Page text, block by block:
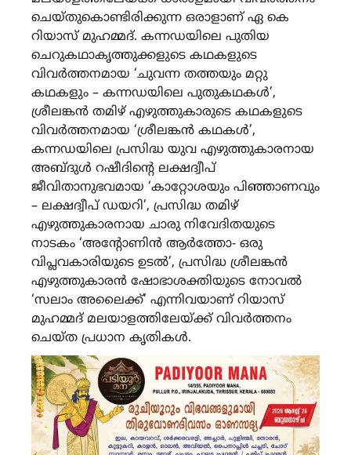
ചെയ്തുകൊണ്ടിരിക്കുന്ന ഒരാളാണ് ഏ കെ
റിയാസ് മുഹമ്മദ്. കന്നഡയിലെ പുതിയ
ചെറുകഥാകൃത്തുക്കളുടെ കഥകളുടെ
വിവർത്തനമായ ‘ചുവന്ന തത്തയും മറ്റു
കഥകളും – കന്നഡയിലെ പുതുകഥകൾ’,
ശ്രീലങ്കൻ തമിഴ് എഴുത്തുകാരുടെ കഥകളുടെ
വിവർത്തനമായ ‘ശ്രീലങ്കൻ കഥകൾ’,
കന്നഡയിലെ പ്രസിദ്ധ യുവ എഴുത്തുകാരനായ
അബ്ദുൾ റഷീദിൻ്റെ ലക്ഷദ്വീപ്
ജീവിതാനുഭവമായ ‘കാറ്റോശയും പിഞ്ഞാണവും
– ലക്ഷദ്വീപ് ഡയറി’, പ്രസിദ്ധ തമിഴ്
എഴുത്തുകാരനായ ചാരു നിവേദിതയുടെ
നാടകം ‘അൻ്റോണിൻ ആർത്തോ- ഒരു
വിപ്ലവകാരിയുടെ ഉടൽ’, പ്രസിദ്ധ ശ്രീലങ്കൻ
എഴുത്തുകാരൻ ഷോഭാശക്തിയുടെ നോവൽ
‘സലാം അലൈക്ക്’ എന്നിവയാണ് റിയാസ്
മുഹമ്മദ് മലയാളത്തിലേയ്ക്ക് വിവർത്തനം
ചെയ്ത പ്രധാന കൃതികൾ.